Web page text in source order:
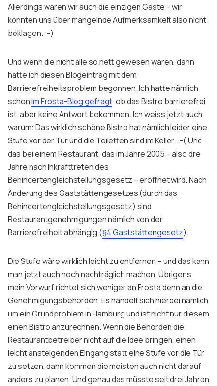
Allerdings waren wir auch die einzigen Gäste – wir
konnten uns über mangelnde Aufmerksamkeit also nicht
beklagen. :-)
Und wenn die nicht alle so nett gewesen wären, dann
hätte ich diesen Blogeintrag mit dem
Barrierefreiheitsproblem begonnen. Ich hatte nämlich
schonim Frosta-Blog gefragt, ob das Bistro barrierefrei
ist, aber keine Antwort bekommen. Ich weiss jetzt auch
warum: Das wirklich schöne Bistro hat nämlich leider eine
Stufe vor der Tür und die Toiletten sind im Keller. :-( Und
das bei einem Restaurant, das im Jahre 2005 – also drei
Jahre nach Inkrafttreten des
Behindertengleichstellungsgesetz – eröffnet wird. Nach
Änderung des Gaststättengesetzes (durch das
Behindertengleichstellungsgesetz) sind
Restaurantgenehmigungen nämlich von der
Barrierefreiheit abhängig (§4 Gaststättengesetz).
Die Stufe wäre wirklich leicht zu entfernen – und das kann
man jetzt auch noch nachträglich machen. Übrigens,
mein Vorwurf richtet sich weniger an Frosta denn an die
Genehmigungsbehörden. Es handelt sich hierbei nämlich
um ein Grundproblem in Hamburg und ist nicht nur diesem
einen Bistro anzurechnen. Wenn die Behörden die
Restaurantbetreiber nicht auf die Idee bringen, einen
leicht ansteigenden Eingang statt eine Stufe vor die Tür
zu setzen, dann kommen die meisten auch nicht darauf,
anders zu planen. Und genau das müsste seit drei Jahren